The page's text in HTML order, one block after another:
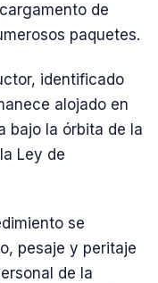
de
paquetes.
identificado
alojado en
bajo la órbita de la
Ley de
se
pesaje y peritaje
de la